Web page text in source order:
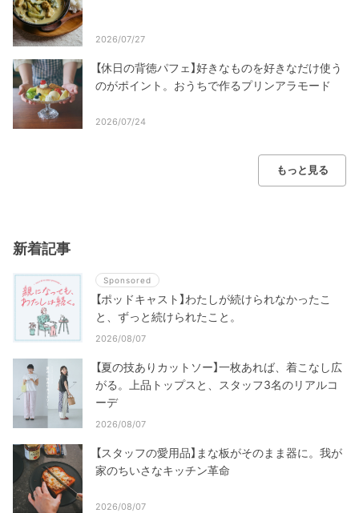
2026/07/27
【休日の背徳パフェ】好きなものを好きなだけ使う
のがポイント。おうちで作るプリンアラモード
2026/07/24
もっと見る
新着記事
Sponsored
【ポッドキャスト】わたしが続けられなかったこ
と、ずっと続けられたこと。
2026/08/07
【夏の技ありカットソー】一枚あれば、着こなし広
がる。上品トップスと、スタッフ3名のリアルコ
ーデ
2026/08/07
【スタッフの愛用品】まな板がそのまま器に。我が
家のちいさなキッチン革命
2026/08/07